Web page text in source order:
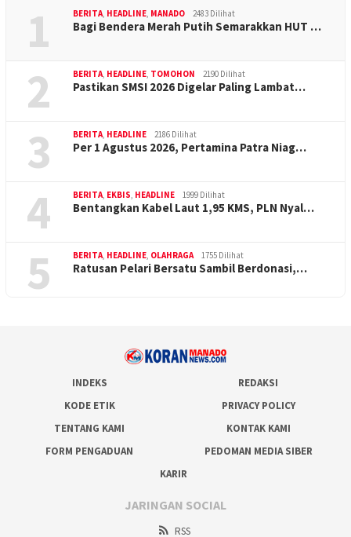
1 BERITA, HEADLINE, MANADO 2483 Dilihat
Bagi Bendera Merah Putih Semarakkan HUT …
2 BERITA, HEADLINE, TOMOHON 2190 Dilihat
Pastikan SMSI 2026 Digelar Paling Lambat…
3 BERITA, HEADLINE 2186 Dilihat
Per 1 Agustus 2026, Pertamina Patra Niag…
4 BERITA, EKBIS, HEADLINE 1999 Dilihat
Bentangkan Kabel Laut 1,95 KMS, PLN Nyal…
5 BERITA, HEADLINE, OLAHRAGA 1755 Dilihat
Ratusan Pelari Bersatu Sambil Berdonasi,…
INDEKS
REDAKSI
KODE ETIK
PRIVACY POLICY
TENTANG KAMI
KONTAK KAMI
FORM PENGADUAN
PEDOMAN MEDIA SIBER
KARIR
JARINGAN SOCIAL
RSS